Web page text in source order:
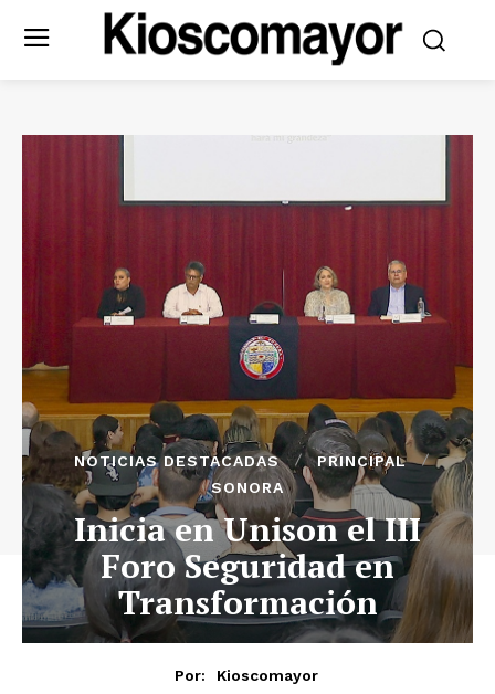
NOTICIAS DESTACADAS
PRINCIPAL
SONORA
Inicia en Unison el III
Foro Seguridad en
Transformación
Por:
Kioscomayor